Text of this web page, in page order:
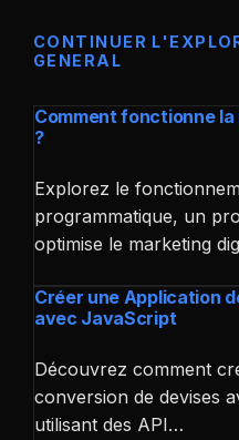
CONTINUER
GENERAL
Comment fonctionne
?
Explorez le
programmatique, un
optimise le marketing
Créer une Application
avec JavaScript
Découvrez comment
conversion de devises
utilisant des API…